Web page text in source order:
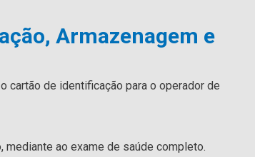
Armazenagem e
cartão de identificação para o operador de
mediante ao exame de saúde completo.